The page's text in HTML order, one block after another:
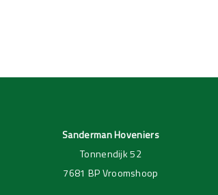
Sanderman Hoveniers
Tonnendijk 52
7681 BP Vroomshoop